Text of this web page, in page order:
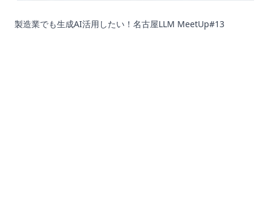
製造業でも生成AI活用したい！名古屋LLM MeetUp#13